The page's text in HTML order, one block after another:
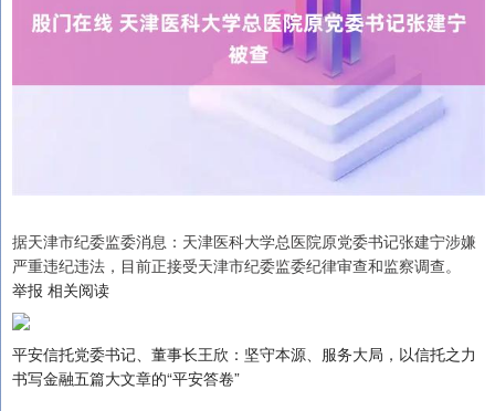
据天津市纪委监委消息：天津医科大学总医院原党委书记张建宁涉嫌
严重违纪违法，目前正接受天津市纪委监委纪律审查和监察调查。
举报 相关阅读
平安信托党委书记、董事长王欣：坚守本源、服务大局，以信托之力
书写金融五篇大文章的“平安答卷”